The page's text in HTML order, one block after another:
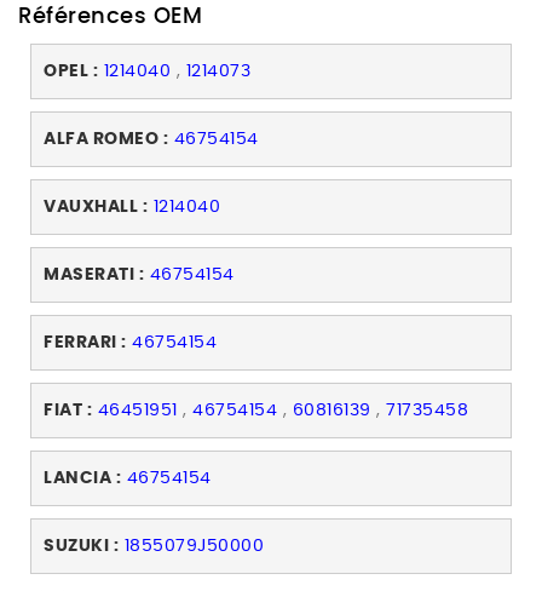
Références OEM
OPEL : 1214040 , 1214073
ALFA ROMEO : 46754154
VAUXHALL : 1214040
MASERATI : 46754154
FERRARI : 46754154
FIAT : 46451951 , 46754154 , 60816139 , 71735458
LANCIA : 46754154
SUZUKI : 1855079J50000